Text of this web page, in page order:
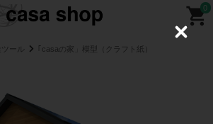
0
ール ｢casaの家」模型（クラフト紙）
C